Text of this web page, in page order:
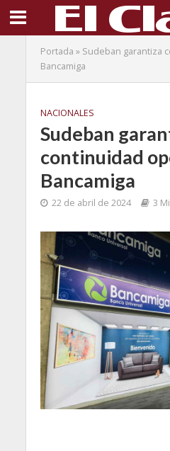
Portada » Sudeban garantiza
Bancamiga
NACIONALES
Sudeban
continuidad
Bancamiga
22 de abril de 2024 3